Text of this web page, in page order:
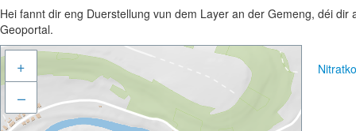
Hei fannt dir eng Duerstellung vun dem Layer an der Gemeng, déi
Geoportal.
+
–